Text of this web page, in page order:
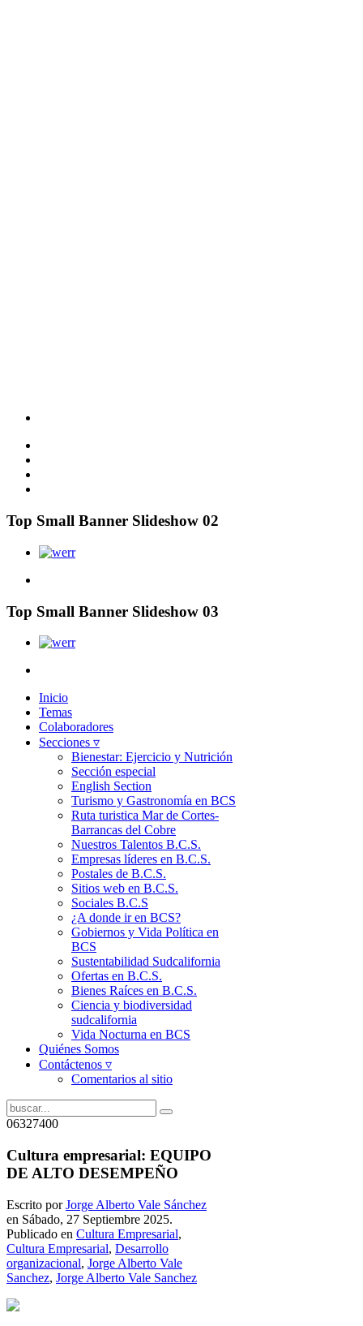
Top Small Banner Slideshow 02
Top Small Banner Slideshow 03
Inicio
Temas
Colaboradores
Secciones ▿
Bienestar: Ejercicio y Nutrición
Sección especial
English Section
Turismo y Gastronomía en BCS
Ruta turistica Mar de Cortes-
Barrancas del Cobre
Nuestros Talentos B.C.S.
Empresas líderes en B.C.S.
Postales de B.C.S.
Sitios web en B.C.S.
Sociales B.C.S
¿A donde ir en BCS?
Gobiernos y Vida Política en
BCS
Sustentabilidad Sudcalifornia
Ofertas en B.C.S.
Bienes Raíces en B.C.S.
Ciencia y biodiversidad
sudcalifornia
Vida Nocturna en BCS
Quiénes Somos
Contáctenos ▿
Comentarios al sitio
06327400
Cultura empresarial: EQUIPO
DE ALTO DESEMPEÑO
Escrito porJorge Alberto Vale Sánchez
en Sábado, 27 Septiembre 2025.
Publicado en Cultura Empresarial,
Cultura Empresarial, Desarrollo
organizacional, Jorge Alberto Vale
Sanchez, Jorge Alberto Vale Sanchez